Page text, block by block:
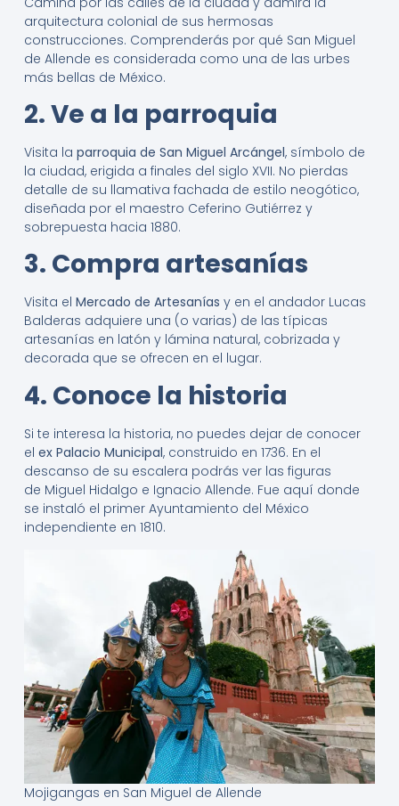
arquitectura colonial de sus hermosas
construcciones. Comprenderás por qué San Miguel
de Allende es considerada como una de las urbes
más bellas de México.
2. Ve a la parroquia
Visita la parroquia de San Miguel Arcángel, símbolo de
la ciudad, erigida a finales del siglo XVII. No pierdas
detalle de su llamativa fachada de estilo neogótico,
diseñada por el maestro Ceferino Gutiérrez y
sobrepuesta hacia 1880.
3. Compra artesanías
Visita el Mercado de Artesanías y en el andador Lucas
Balderas adquiere una (o varias) de las típicas
artesanías en latón y lámina natural, cobrizada y
decorada que se ofrecen en el lugar.
4. Conoce la historia
Si te interesa la historia, no puedes dejar de conocer
el ex Palacio Municipal, construido en 1736. En el
descanso de su escalera podrás ver las figuras
de Miguel Hidalgo e Ignacio Allende. Fue aquí donde
se instaló el primer Ayuntamiento del México
independiente en 1810.
Mojigangas en San Miguel de Allende